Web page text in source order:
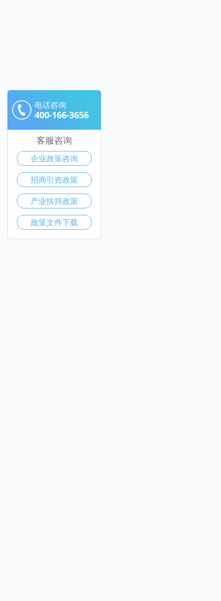
电话咨询
400-166-3656
客服咨询
企业政策咨询
招商引资政策
产业扶持政策
政策文件下载